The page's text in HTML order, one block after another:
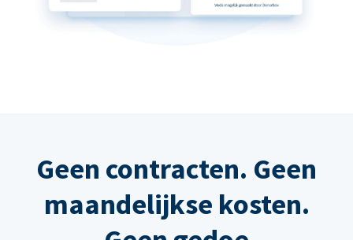
Geen contracten. Geen
maandelijkse kosten.